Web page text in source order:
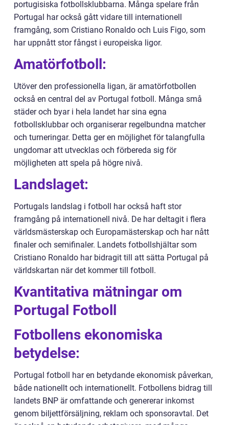
portugisiska fotbollsklubbarna. Många spelare från
Portugal har också gått vidare till internationell
framgång, som Cristiano Ronaldo och Luis Figo, som
har uppnått stor fångst i europeiska ligor.
Amatörfotboll:
Utöver den professionella ligan, är amatörfotbollen
också en central del av Portugal fotboll. Många små
städer och byar i hela landet har sina egna
fotbollsklubbar och organiserar regelbundna matcher
och turneringar. Detta ger en möjlighet för talangfulla
ungdomar att utvecklas och förbereda sig för
möjligheten att spela på högre nivå.
Landslaget:
Portugals landslag i fotboll har också haft stor
framgång på internationell nivå. De har deltagit i flera
världsmästerskap och Europamästerskap och har nått
finaler och semifinaler. Landets fotbollshjältar som
Cristiano Ronaldo har bidragit till att sätta Portugal på
världskartan när det kommer till fotboll.
Kvantitativa mätningar om
Portugal Fotboll
Fotbollens ekonomiska
betydelse:
Portugal fotboll har en betydande ekonomisk påverkan,
både nationellt och internationellt. Fotbollens bidrag till
landets BNP är omfattande och genererar inkomst
genom biljettförsäljning, reklam och sponsoravtal. Det